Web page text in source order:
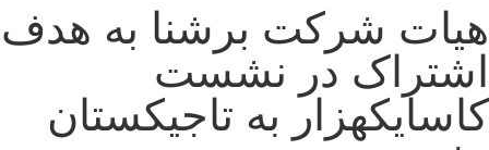
هیات شرکت برشنا به هدف
اشتراک در نشست
کاسایکهزار به تاجیکستان